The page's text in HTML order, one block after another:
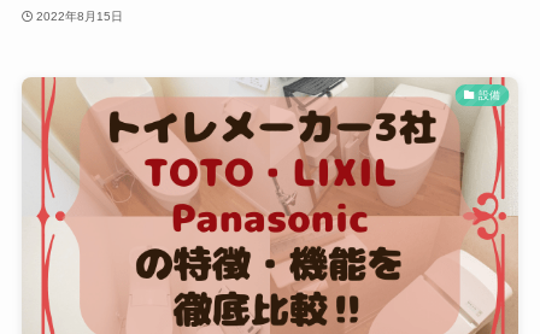
2022年8月15日
設備